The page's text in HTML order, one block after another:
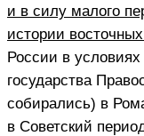
и в силу малого
истории
России в условиях
государства
собирались) в
в Советский